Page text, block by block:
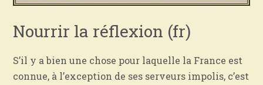
Nourrir la réflexion (fr)
S’il y a bien une chose pour laquelle la France est
connue, à l’exception de ses serveurs impolis, c’est